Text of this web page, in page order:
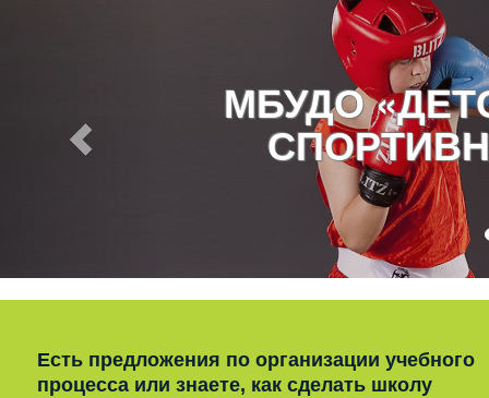
МБУДО
Есть предложения по организации учебного
процесса или знаете, как сделать школу